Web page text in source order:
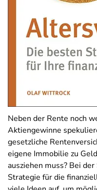
Neben der Rente noch
Aktiengewinne
gesetzliche
eigene Immobilie zu
ausziehen muss? Bei
Strategie für die